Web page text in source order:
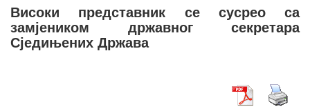
Високи представник се сусрео са
замјеником државног секретара
Сједињених Држава